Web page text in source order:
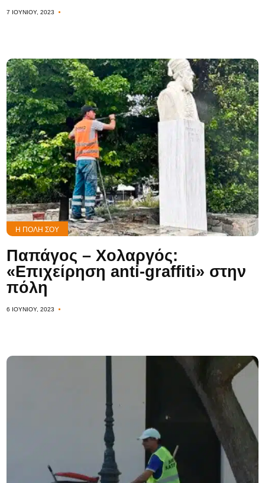
7 ΙΟΥΝΊΟΥ, 2023
Η ΠΌΛΗ ΣΟΥ
Παπάγος – Χολαργός:
«Επιχείρηση anti-graffiti» στην
πόλη
6 ΙΟΥΝΊΟΥ, 2023